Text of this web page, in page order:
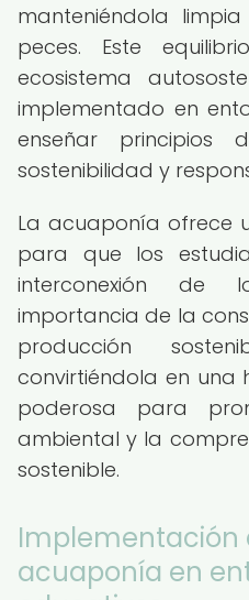
manteniéndola
peces. Este
ecosistema
implementado en
enseñar principios
sostenibilidad y
La acuaponía ofrece
para que los
interconexión de
importancia de la
producción
convirtiéndola en una
poderosa para
ambiental y la
sostenible.
Implementación
acuaponía en